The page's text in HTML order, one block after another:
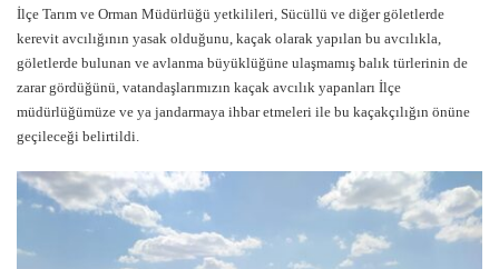
İlçe Tarım ve Orman Müdürlüğü yetkilileri, Sücüllü ve diğer göletlerde
kerevit avcılığının yasak olduğunu, kaçak olarak yapılan bu avcılıkla,
göletlerde bulunan ve avlanma büyüklüğüne ulaşmamış balık türlerinin de
zarar gördüğünü, vatandaşlarımızın kaçak avcılık yapanları İlçe
müdürlüğümüze ve ya jandarmaya ihbar etmeleri ile bu kaçakçılığın önüne
geçileceği belirtildi.